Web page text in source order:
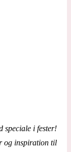
speciale i fester!
og inspiration til